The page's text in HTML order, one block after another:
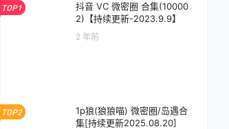
TOP1
抖音 VC 微密圈 合集(10000
2)【持续更新-2023.9.9】
2 年前
TOP2
1p狼(狼狼喵) 微密圈/岛遇合
集[持续更新2025.08.20]